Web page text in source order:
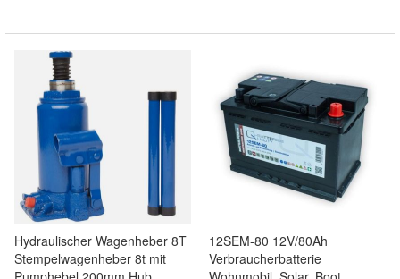
Hydraulischer Wagenheber 8T
Stempelwagenheber 8t mit
12SEM-80 12V/80Ah
Verbraucherbatterie